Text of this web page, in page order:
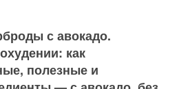
с авокадо.
как
полезные и